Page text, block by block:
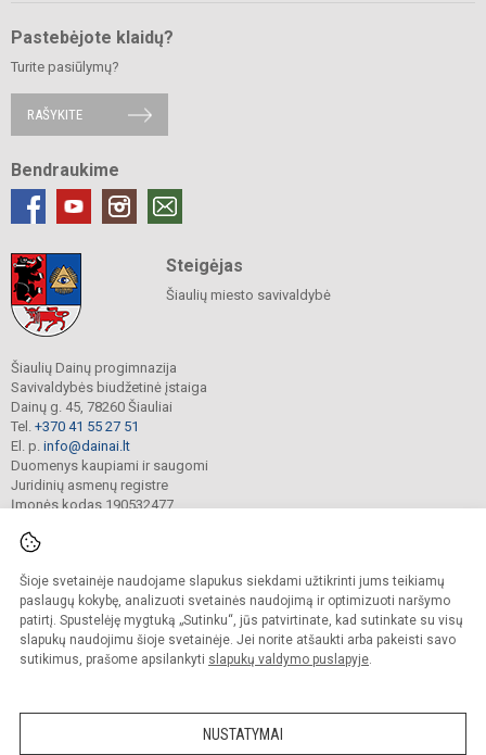
Šioje svetainėje naudojame slapukus siekdami užtikrinti jums teikiamų
paslaugų kokybę, analizuoti svetainės naudojimą ir optimizuoti naršymo
patirtį. Spustelėję mygtuką „Sutinku“, jūs patvirtinate, kad sutinkate su visų
slapukų naudojimu šioje svetainėje. Jei norite atšaukti arba pakeisti savo
sutikimus, prašome apsilankyti slapukų valdymo puslapyje.
NUSTATYMAI
Pastebėjote klaidų?
Turite pasiūlymų?
RAŠYKITE
Bendraukime
Steigėjas
Šiaulių miesto savivaldybė
Šiaulių Dainų progimnazija
Savivaldybės biudžetinė įstaiga
Dainų g. 45, 78260 Šiauliai
Tel. +370 41 55 27 51
El. p. info@dainai.lt
Duomenys kaupiami ir saugomi
Juridinių asmenų registre
Įmonės kodas 190532477
© 2023. Šiaulių Dainų progimnazija. Visos teisės saugomos.
Kopijuoti turinį be raštiško gimnazijos sutikimo griežtai draudžiama.
Prieinamumo paraiška Slapukų politika
Sumanus būdas atnaujinti